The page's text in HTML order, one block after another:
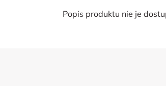
Popis produktu nie je